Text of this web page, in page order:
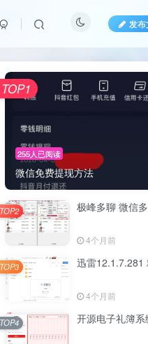
发
255人已阅读
微信免费提现方法
TOP1
极峰多聊 微信
4个月前
TOP2
迅雷12.1.7.281
4个月前
TOP3
开源电子礼簿系
TOP4